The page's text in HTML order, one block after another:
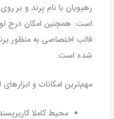
رهپویان با نام بِرند و بر
است. همچنین امکان درج
قالب اختصاصی به منظور
شده است.
مهم‌ترین امکانات و
محیط کاملا